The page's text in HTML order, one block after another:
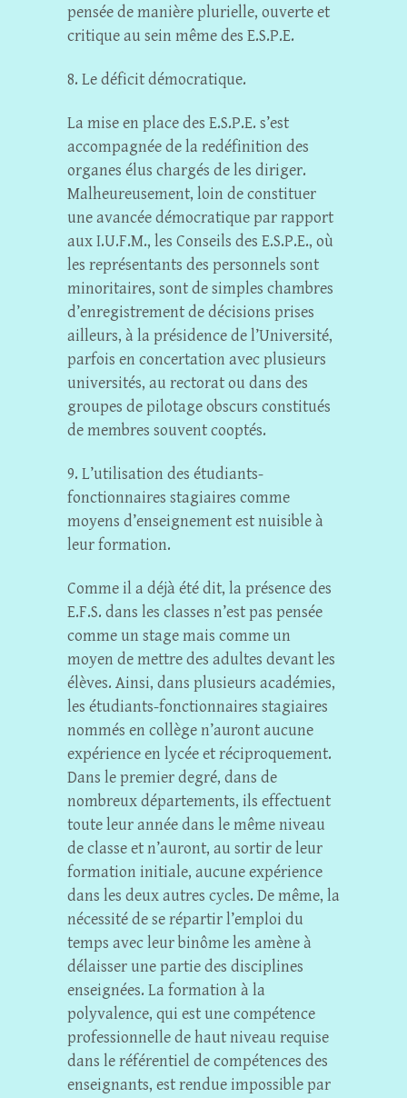
pensée de manière plurielle, ouverte et
critique au sein même des E.S.P.E.
8. Le déficit démocratique.
La mise en place des E.S.P.E. s’est
accompagnée de la redéfinition des
organes élus chargés de les diriger.
Malheureusement, loin de constituer
une avancée démocratique par rapport
aux I.U.F.M., les Conseils des E.S.P.E., où
les représentants des personnels sont
minoritaires, sont de simples chambres
d’enregistrement de décisions prises
ailleurs, à la présidence de l’Université,
parfois en concertation avec plusieurs
universités, au rectorat ou dans des
groupes de pilotage obscurs constitués
de membres souvent cooptés.
9. L’utilisation des étudiants-
fonctionnaires stagiaires comme
moyens d’enseignement est nuisible à
leur formation.
Comme il a déjà été dit, la présence des
E.F.S. dans les classes n’est pas pensée
comme un stage mais comme un
moyen de mettre des adultes devant les
élèves. Ainsi, dans plusieurs académies,
les étudiants-fonctionnaires stagiaires
nommés en collège n’auront aucune
expérience en lycée et réciproquement.
Dans le premier degré, dans de
nombreux départements, ils effectuent
toute leur année dans le même niveau
de classe et n’auront, au sortir de leur
formation initiale, aucune expérience
dans les deux autres cycles. De même, la
nécessité de se répartir l’emploi du
temps avec leur binôme les amène à
délaisser une partie des disciplines
enseignées. La formation à la
polyvalence, qui est une compétence
professionnelle de haut niveau requise
dans le référentiel de compétences des
enseignants, est rendue impossible par